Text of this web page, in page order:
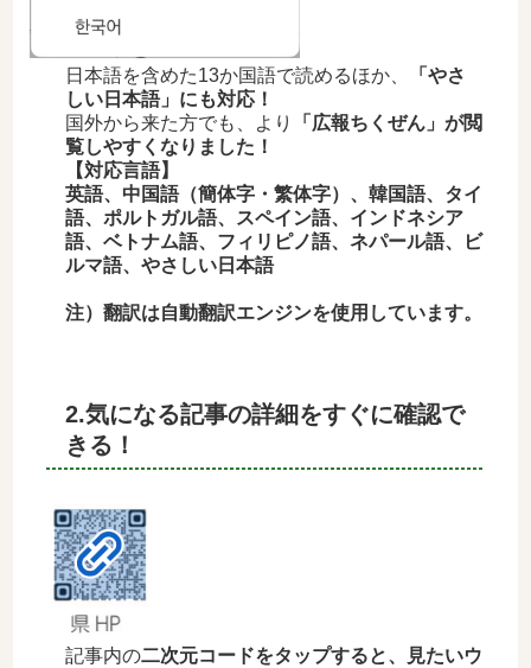
日本語を含めた13か国語で読めるほか、
「やさ
しい日本語」にも対応！
国外から来た方でも、より
「広報ちくぜん」が閲
覧しやすくなりました！
【対応言語】
英語、中国語（簡体字・繁体字）、韓国語、タイ
語、ポルトガル語、スペイン語、インドネシア
語、ベトナム語、フィリピノ語、ネパール語、ビ
ルマ語、やさしい日本語
注）翻訳は自動翻訳エンジンを使用しています。
2.気になる記事の詳細をすぐに確認で
きる！
記事内の二次元コードをタップすると、見たいウ